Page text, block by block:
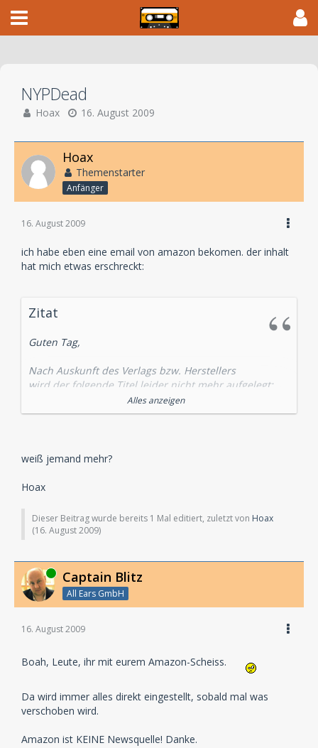
NYPDead
Hoax 16. August 2009
Hoax
Themenstarter
Anfänger
16. August 2009
ich habe eben eine email von amazon bekomen. der inhalt
hat mich etwas erschreckt:
Zitat
Guten Tag,
Nach Auskunft des Verlags bzw. Herstellers
wird der folgende Titel leider nicht mehr aufgelegt:
Ben Sachtleben "NYPDead - Medical Report 04: Virus
Dieser Artikel musste aus Ihrer Bestellung gestrichen
werden.
Artikel
selbstverstaendlich nicht belastet.
Alles anzeigen
weiß jemand mehr?
Hoax
Dieser Beitrag wurde bereits 1 Mal editiert, zuletzt von Hoax
(16. August 2009)
Online Captain Blitz
All Ears GmbH
16. August 2009
Boah, Leute, ihr mit eurem Amazon-Scheiss.
Da wird immer alles direkt eingestellt, sobald mal was
verschoben wird.
Amazon ist KEINE Newsquelle! Danke.